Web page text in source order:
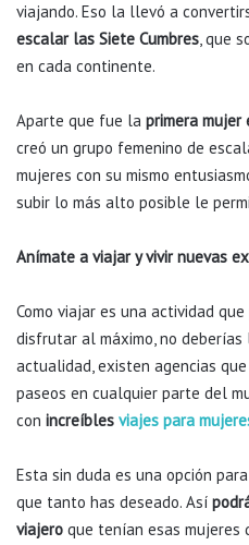
viajando. Eso la llevó a
escalar las Siete Cumbres, que
en cada continente.
Aparte que fue la primera
creó un grupo femenino de
mujeres con su mismo
subir lo más alto posible le
Anímate a viajar y vivir nuevas
Como viajar es una actividad
disfrutar al máximo, no
actualidad, existen agencias
paseos en cualquier parte del
con increíbles viajes para
Esta sin duda es una opción
que tanto has deseado. Así
viajero que tenían esas mujeres